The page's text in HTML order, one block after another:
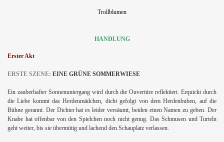
Trollblumen
HANDLUNG
Erster Akt
ERSTE SZENE: EINE GRÜNE SOMMERWIESE
Ein zauberhafter Sonnenuntergang wird durch die Ouvertüre reflektiert. Erquickt durch
die Liebe kommt das Herdenmädchen, dicht gefolgt von dem Herdenbuben, auf die
Bühne gerannt. Der Dichter hat es leider versäumt, beiden einen Namen zu geben. Der
Knabe hat offenbar von den Spielchen noch nicht genug. Das Schmusen und Turteln
geht weiter, bis sie übermütig und lachend den Schauplatz verlassen.